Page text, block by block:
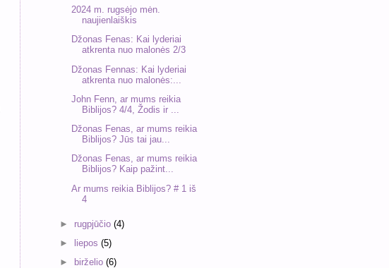
2024 m. rugsėjo mėn.
naujienlaiškis
Džonas Fenas: Kai lyderiai
atkrenta nuo malonės 2/3
Džonas Fennas: Kai lyderiai
atkrenta nuo malonės:...
John Fenn, ar mums reikia
Biblijos? 4/4, Žodis ir ...
Džonas Fenas, ar mums reikia
Biblijos? Jūs tai jau...
Džonas Fenas, ar mums reikia
Biblijos? Kaip pažint...
Ar mums reikia Biblijos? # 1 iš
4
► rugpjūčio(4)
► liepos(5)
►
birželio(6)